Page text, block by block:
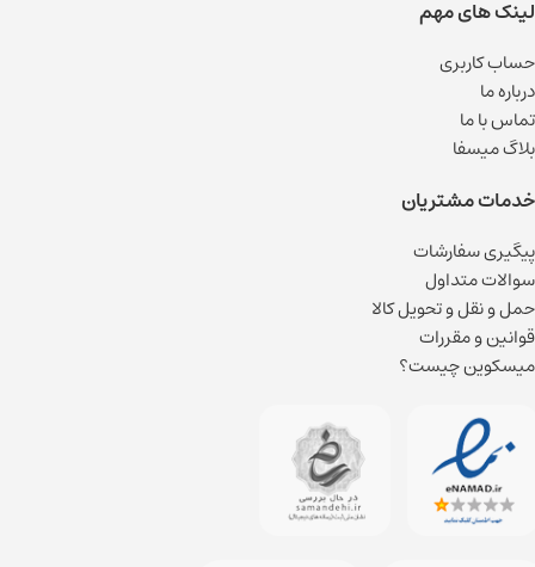
لینک های مهم
حساب کاربری
درباره ما
تماس با ما
بلاگ میسفا
خدمات مشتریان
پیگیری سفارشات
سوالات متداول
حمل و نقل و تحویل کالا
قوانین و مقررات
میسکوین چیست؟